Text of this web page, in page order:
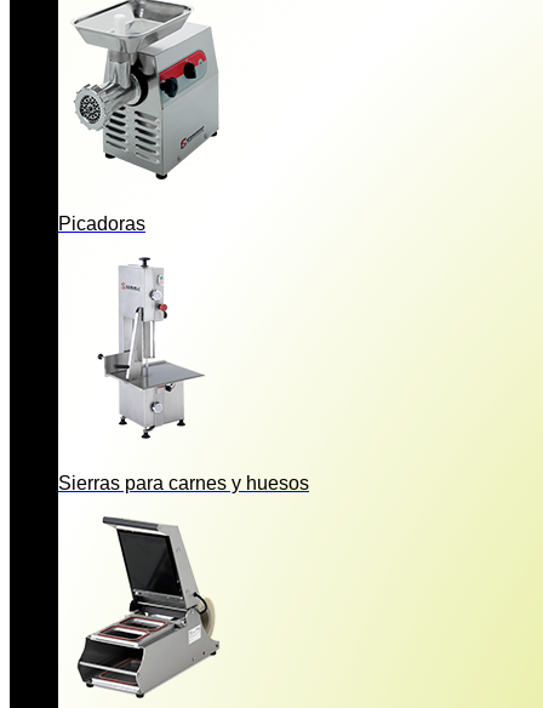
Picadoras
Sierras para carnes y huesos